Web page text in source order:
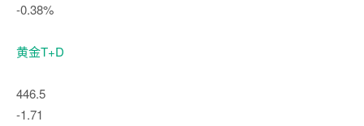
-0.38%
黄金T+D
446.5
-1.71